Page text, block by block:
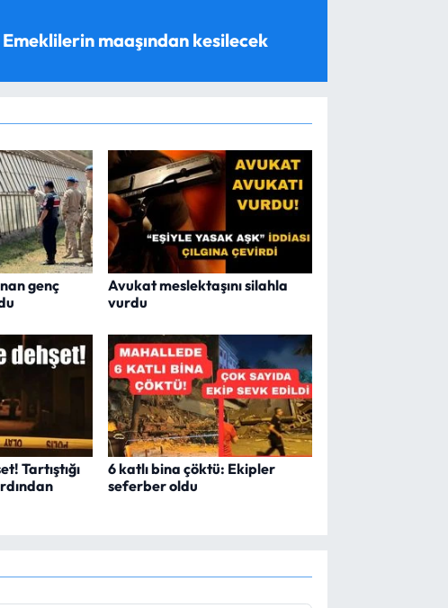
Emeklilerin maaşından kesilecek
genç
Avukat meslektaşını silahla
vurdu
Tartıştığı
6 katlı bina çöktü: Ekipler
seferber oldu